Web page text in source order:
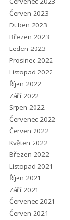
Červen 2023
Duben 2023
Březen 2023
Leden 2023
Prosinec 2022
Listopad 2022
Říjen 2022
Září 2022
Srpen 2022
Červenec 2022
Červen 2022
Květen 2022
Březen 2022
Listopad 2021
Říjen 2021
Září 2021
Červenec 2021
Červen 2021